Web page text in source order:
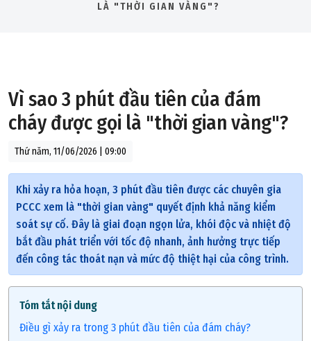
LÀ "THỜI GIAN VÀNG"?
Vì sao 3 phút đầu tiên của đám
cháy được gọi là "thời gian vàng"?
Thứ năm, 11/06/2026 | 09:00
Khi xảy ra hỏa hoạn, 3 phút đầu tiên được các chuyên gia
PCCC xem là "thời gian vàng" quyết định khả năng kiểm
soát sự cố. Đây là giai đoạn ngọn lửa, khói độc và nhiệt độ
bắt đầu phát triển với tốc độ nhanh, ảnh hưởng trực tiếp
đến công tác thoát nạn và mức độ thiệt hại của công trình.
Tóm tắt nội dung
Điều gì xảy ra trong 3 phút đầu tiên của đám cháy?